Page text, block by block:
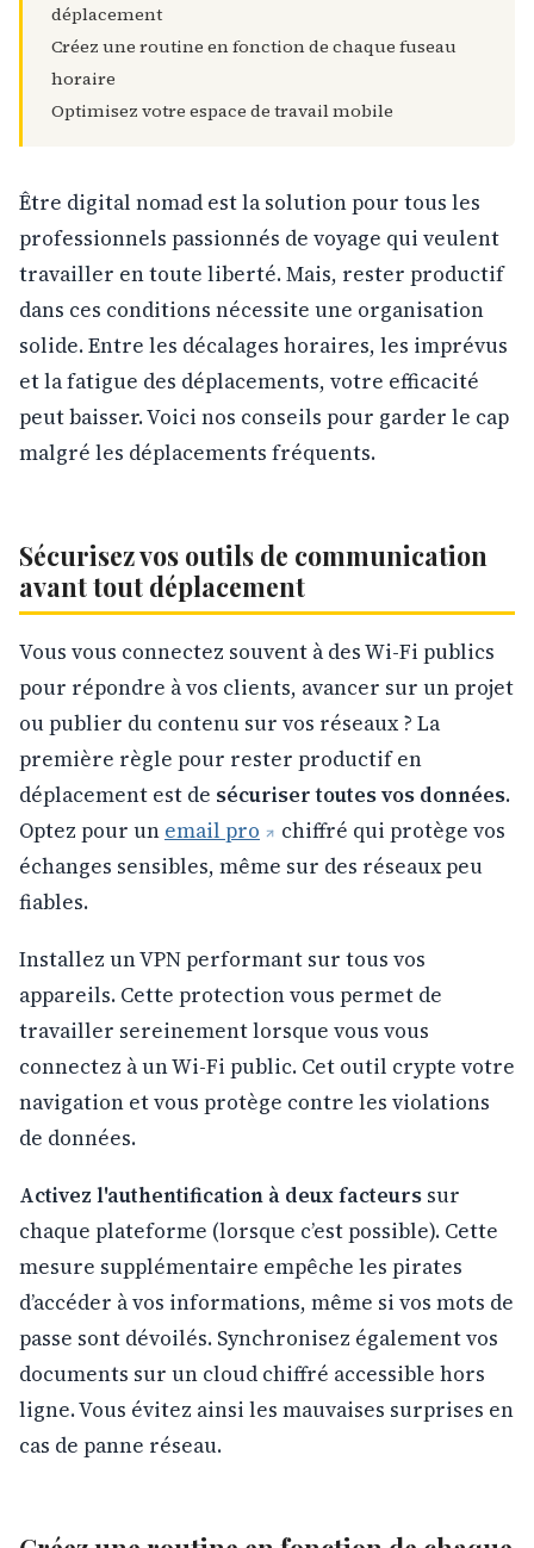
déplacement
Créez une routine en fonction de chaque fuseau
horaire
Optimisez votre espace de travail mobile
Être digital nomad est la solution pour tous les
professionnels passionnés de voyage qui veulent
travailler en toute liberté. Mais, rester productif
dans ces conditions nécessite une organisation
solide. Entre les décalages horaires, les imprévus
et la fatigue des déplacements, votre efficacité
peut baisser. Voici nos conseils pour garder le cap
malgré les déplacements fréquents.
Sécurisez vos outils de communication
avant tout déplacement
Vous vous connectez souvent à des Wi-Fi publics
pour répondre à vos clients, avancer sur un projet
ou publier du contenu sur vos réseaux ? La
première règle pour rester productif en
déplacement est de sécuriser toutes vos données.
Optez pour un email pro
chiffré qui protège vos
échanges sensibles, même sur des réseaux peu
fiables.
Installez un VPN performant sur tous vos
appareils. Cette protection vous permet de
travailler sereinement lorsque vous vous
connectez à un Wi-Fi public. Cet outil crypte votre
navigation et vous protège contre les violations
de données.
Activez l'authentification à deux facteurs sur
chaque plateforme (lorsque c’est possible). Cette
mesure supplémentaire empêche les pirates
d’accéder à vos informations, même si vos mots de
passe sont dévoilés. Synchronisez également vos
documents sur un cloud chiffré accessible hors
ligne. Vous évitez ainsi les mauvaises surprises en
cas de panne réseau.